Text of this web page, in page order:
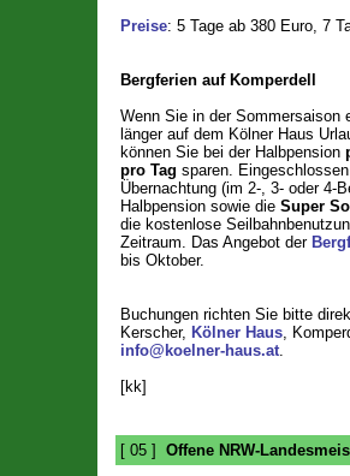
Preise: 5 Tage ab 380 Euro, 7
Bergferien auf Komperdell
Wenn Sie in der Sommersaison
länger auf dem Kölner Haus
können Sie bei der Halbpension
pro Tag sparen.
Übernachtung (im 2-, 3- oder 4-
Halbpension sowie die Super
die kostenlose
Zeitraum. Das Angebot der
bis Oktober.
Buchungen richten Sie bitte
Kerscher, Kölner Haus,
info@koelner-haus.at.
[kk]
[ 05 ] Offene NRW-